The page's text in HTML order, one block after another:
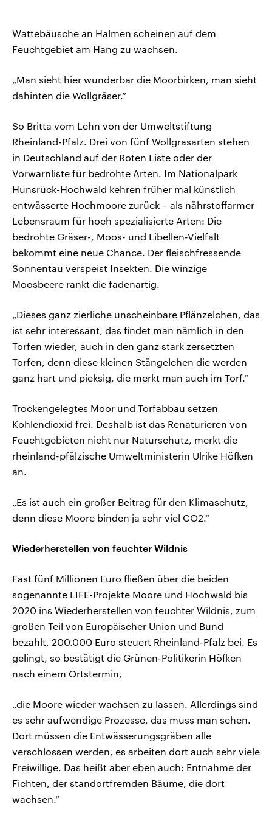
Wattebäusche an Halmen scheinen auf dem
Feuchtgebiet am Hang zu wachsen.
„Man sieht hier wunderbar die Moorbirken, man sieht
dahinten die Wollgräser.“
So Britta vom Lehn von der Umweltstiftung
Rheinland-Pfalz. Drei von fünf Wollgrasarten stehen
in Deutschland auf der Roten Liste oder der
Vorwarnliste für bedrohte Arten. Im Nationalpark
Hunsrück-Hochwald kehren früher mal künstlich
entwässerte Hochmoore zurück – als nährstoffarmer
Lebensraum für hoch spezialisierte Arten: Die
bedrohte Gräser-, Moos- und Libellen-Vielfalt
bekommt eine neue Chance. Der fleischfressende
Sonnentau verspeist Insekten. Die winzige
Moosbeere rankt die fadenartig.
„Dieses ganz zierliche unscheinbare Pflänzelchen, das
ist sehr interessant, das findet man nämlich in den
Torfen wieder, auch in den ganz stark zersetzten
Torfen, denn diese kleinen Stängelchen die werden
ganz hart und pieksig, die merkt man auch im Torf.“
Trockengelegtes Moor und Torfabbau setzen
Kohlendioxid frei. Deshalb ist das Renaturieren von
Feuchtgebieten nicht nur Naturschutz, merkt die
rheinland-pfälzische Umweltministerin Ulrike Höfken
an.
„Es ist auch ein großer Beitrag für den Klimaschutz,
denn diese Moore binden ja sehr viel CO2.“
Wiederherstellen von feuchter Wildnis
Fast fünf Millionen Euro fließen über die beiden
sogenannte LIFE-Projekte Moore und Hochwald bis
2020 ins Wiederherstellen von feuchter Wildnis, zum
großen Teil von Europäischer Union und Bund
bezahlt, 200.000 Euro steuert Rheinland-Pfalz bei. Es
gelingt, so bestätigt die Grünen-Politikerin Höfken
nach einem Ortstermin,
„die Moore wieder wachsen zu lassen. Allerdings sind
es sehr aufwendige Prozesse, das muss man sehen.
Dort müssen die Entwässerungsgräben alle
verschlossen werden, es arbeiten dort auch sehr viele
Freiwillige. Das heißt aber eben auch: Entnahme der
Fichten, der standortfremden Bäume, die dort
wachsen.“